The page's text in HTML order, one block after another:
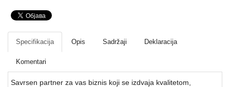
Gaming
Fotoaparati
kamere
Specifikacija Opis Sadržaji Deklaracija
Komentari
Savrsen partner za vas biznis koji se izdvaja kvalitetom,